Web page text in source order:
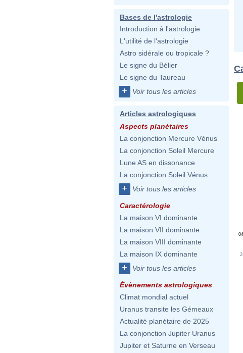
Bases de l'astrologie
Introduction à l'astrologie
L'utilité de l'astrologie
Astro sidérale ou tropicale ?
Le signe du Bélier
Le signe du Taureau
+ Voir tous les articles
Articles astrologiques
Aspects planétaires
La conjonction Mercure Vénus
La conjonction Soleil Mercure
Lune AS en dissonance
La conjonction Soleil Vénus
+ Voir tous les articles
Caractérologie
La maison VI dominante
La maison VII dominante
La maison VIII dominante
La maison IX dominante
+ Voir tous les articles
Évènements astrologiques
Climat mondial actuel
Uranus transite les Gémeaux
Actualité planétaire de 2025
La conjonction Jupiter Uranus
Jupiter et Saturne en Verseau